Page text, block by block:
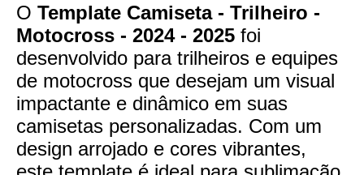
O Template Camiseta - Trilheiro -
Motocross - 2024 - 2025 foi
desenvolvido para trilheiros e equipes
de motocross que desejam um visual
impactante e dinâmico em suas
camisetas personalizadas. Com um
design arrojado e cores vibrantes,